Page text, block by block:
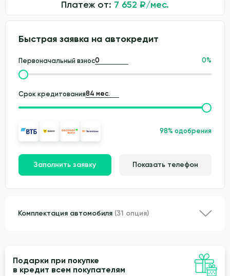
Платеж от: 7 652 ₽/мес.
Быстрая заявка на автокредит
Первоначальный взнос 0%
Срок кредитования
98% одобрения
Заполнить заявку Показать телефон
Комплектация автомобиля (31 опция)
Подарки при покупке
в кредит всем покупателям